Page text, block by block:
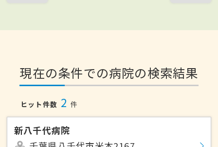
現在の条件での病院の検索結果
ヒット件数 2 件
新八千代病院